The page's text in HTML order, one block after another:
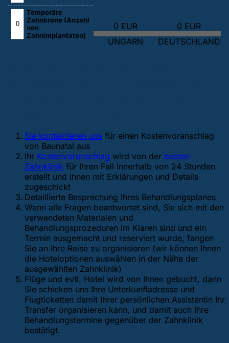
Temporäre
Zahnkrone (Anzahl
von
Zahnimplantaten)
0 EUR
UNGARN
0 EUR
DEUTSCHLAND
Sie kontaktieren uns für einen Kostenvoranschlag
von Baunatal aus
Ihr Kostenvoranschlag wird von der besten
Zahnklinik für Ihren Fall innerhalb von 24 Stunden
erstellt und Ihnen mit Erklärungen und Details
zugeschickt
Detaillierte Besprechung Ihres Behandlungsplanes
Wenn alle Fragen beantwortet sind, Sie sich mit den
verwendeten Materialen und
Behandlungsprozeduren im Klaren sind und ein
Termin ausgemacht und reserviert wurde, fangen
Sie an Ihre Reise zu organisieren (wir können Ihnen
die Hoteloptionen auswählen in der Nähe der
ausgewählten Zahnklinik)
Flüge und evtl. Hotel wird von Ihnen gebucht, dann
Sie schicken uns Ihre Unterkunftadresse und
Flugticketten damit Ihrer persönlichen Assistentin Ihr
Transfer organisieren kann, und damit auch Ihre
Behandlungstermine gegenüber der Zahnklinik
bestätigt.